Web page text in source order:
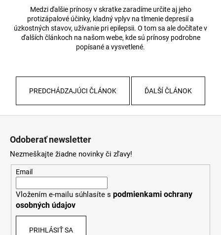
Medzi ďalšie prínosy v skratke zaradíme určite aj jeho
protizápalové účinky, kladný vplyv na tlmenie depresií a
úzkostných stavov, užívanie pri epilepsii. O tom sa ale dočítate v
ďalších článkoch na našom webe, kde sú prínosy podrobne
popísané a vysvetlené.
PREDCHÁDZAJÚCI ČLÁNOK ĎALŠÍ ČLÁNOK
Odoberať newsletter
Nezmeškajte žiadne novinky či zľavy!
Email
Vložením e-mailu súhlasíte s podmienkami ochrany
osobných údajov
PRIHLÁSIŤ SA